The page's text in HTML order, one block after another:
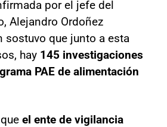
por el jefe del
Alejandro Ordoñez
sostuvo que junto a esta
hay 145 investigaciones
PAE de alimentación
el ente de vigilancia